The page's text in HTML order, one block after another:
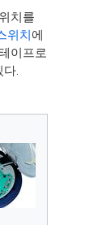
치를
위치에
이프로
.